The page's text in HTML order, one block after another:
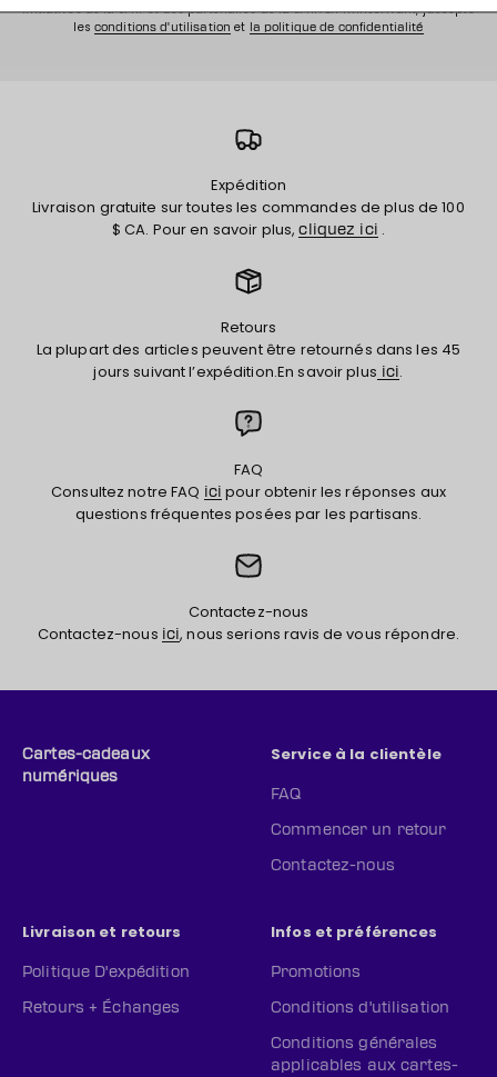
initiatives de la LPHF et des partenaires de la LPHF. En m'inscrivant, j'accepte
les conditions d'utilisation et la politique de confidentialité
Expédition
Livraison gratuite sur toutes les commandes de plus de 100
$ CA. Pour en savoir plus,cliquez ici .
Retours
La plupart des articles peuvent être retournés dans les 45
jours suivant l’expédition.En savoir plus ici.
FAQ
Consultez notre FAQ ici pour obtenir les réponses aux
questions fréquentes posées par les partisans.
Contactez-nous
Contactez-nous ici, nous serions ravis de vous répondre.
Cartes-cadeaux
numériques
Service à la clientèle
FAQ
Commencer un retour
Contactez-nous
Livraison et retours
Politique D'expédition
Retours + Échanges
Infos et préférences
Promotions
Conditions d'utilisation
Conditions générales
applicables aux cartes-